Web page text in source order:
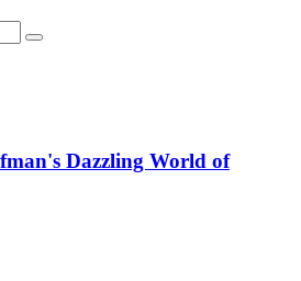
Dazzling World of